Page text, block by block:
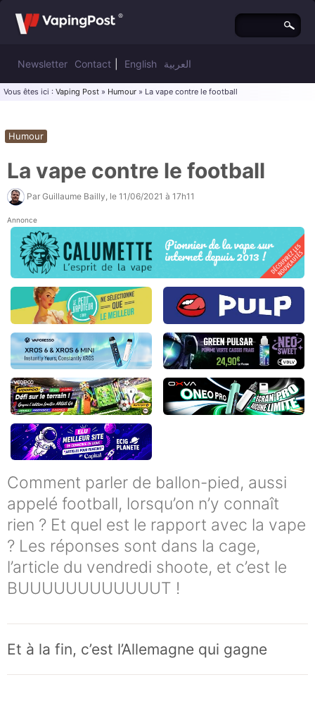
Newsletter Contact English العربية
Vous êtes ici : Vaping Post » Humour » La vape contre le football
Humour
La vape contre le football
Par Guillaume Bailly , le 11/06/2021 à 17h11
Annonce
Comment parler de ballon-pied, aussi
appelé football, lorsqu’on n’y connaît
rien ? Et quel est le rapport avec la vape
? Les réponses sont dans la cage,
l’article du vendredi shoote, et c’est le
BUUUUUUUUUUUUT !
Et à la fin, c’est l’Allemagne qui gagne